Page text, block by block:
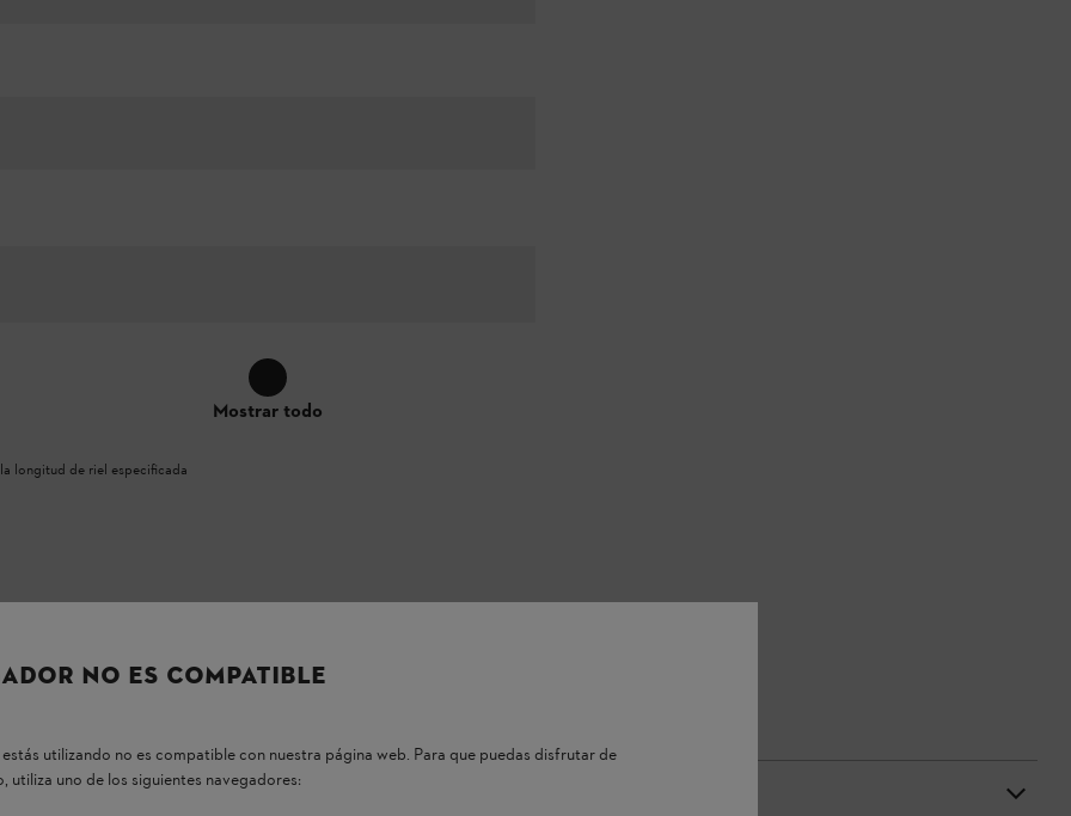
Mostrar todo
longitud de riel especificada
producto pueden variar respecto a las mostradas en las imágenes.
NO ES COMPATIBLE
utilizando no es compatible con nuestra página web. Para que puedas disfrutar de
utiliza uno de los siguientes navegadores: